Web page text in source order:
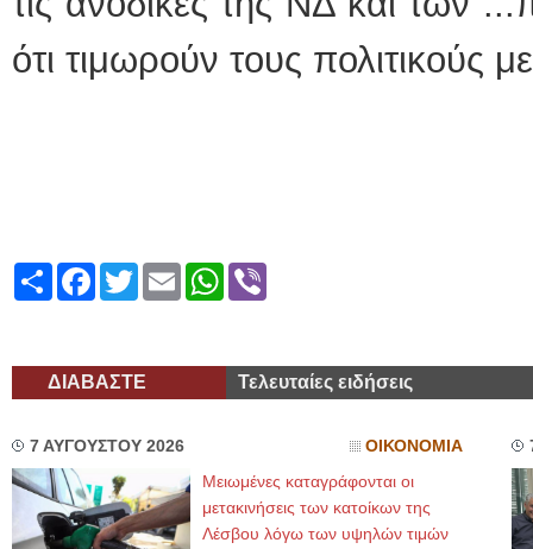
ότι τιμωρούν τους πολιτικούς
ShareFacebook
TwitterEmailWhatsApp
ΔΙΑΒΑΣΤΕ Τελευταίες ειδήσεις
7 ΑΥΓΟΥΣΤΟΥ 2026 ΟΙΚΟΝΟΜΙΑ
Μειωμένες καταγράφονται οι
μετακινήσεις των κατοίκων της
Λέσβου λόγω των υψηλών τιμών